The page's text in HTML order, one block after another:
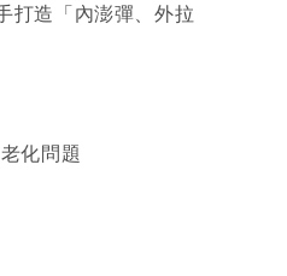
打造「內澎彈、外拉
化問題